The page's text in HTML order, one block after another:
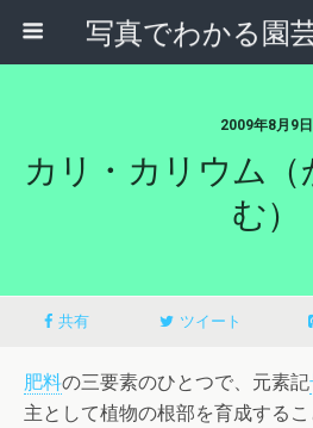
2009年8月9日
カリ・カリウム（
む）
共有 ツイート
肥料の三要素のひとつで、元素記
主として植物の根部を育成するこ